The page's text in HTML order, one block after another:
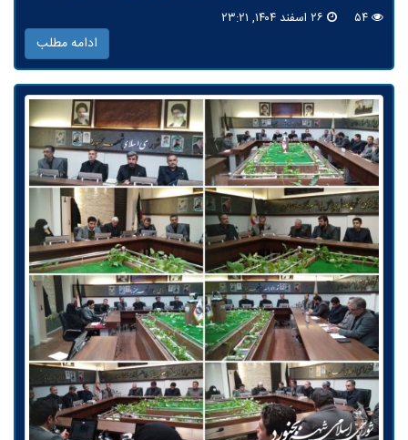
ادامه مطلب